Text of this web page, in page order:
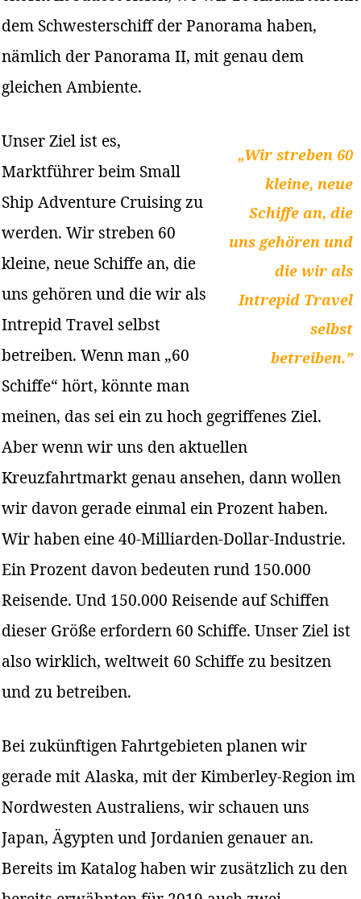
dem Schwesterschiff der Panorama haben,
nämlich der Panorama II, mit genau dem
gleichen Ambiente.
„Wir streben 60
kleine, neue
Schiffe an, die
uns gehören und
die wir als
Intrepid Travel
selbst
betreiben.”
Unser Ziel ist es,
Marktführer beim Small
Ship Adventure Cruising zu
werden. Wir streben 60
kleine, neue Schiffe an, die
uns gehören und die wir als
Intrepid Travel selbst
betreiben. Wenn man „60
Schiffe“ hört, könnte man
meinen, das sei ein zu hoch gegriffenes Ziel.
Aber wenn wir uns den aktuellen
Kreuzfahrtmarkt genau ansehen, dann wollen
wir davon gerade einmal ein Prozent haben.
Wir haben eine 40-Milliarden-Dollar-Industrie.
Ein Prozent davon bedeuten rund 150.000
Reisende. Und 150.000 Reisende auf Schiffen
dieser Größe erfordern 60 Schiffe. Unser Ziel ist
also wirklich, weltweit 60 Schiffe zu besitzen
und zu betreiben.
Bei zukünftigen Fahrtgebieten planen wir
gerade mit Alaska, mit der Kimberley-Region im
Nordwesten Australiens, wir schauen uns
Japan, Ägypten und Jordanien genauer an.
Bereits im Katalog haben wir zusätzlich zu den